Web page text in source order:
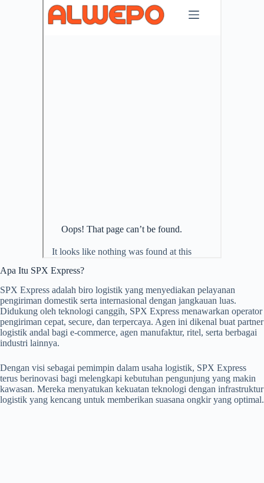
Apa Itu SPX Express?
SPX Express adalah biro logistik yang menyediakan pelayanan
pengiriman domestik serta internasional dengan jangkauan luas.
Didukung oleh teknologi canggih, SPX Express menawarkan operator
pengiriman cepat, secure, dan terpercaya. Agen ini dikenal buat partner
logistik andal bagi e-commerce, agen manufaktur, ritel, serta berbagai
industri lainnya.
Dengan visi sebagai pemimpin dalam usaha logistik, SPX Express
terus berinovasi bagi melengkapi kebutuhan pengunjung yang makin
kawasan. Mereka menyatukan kekuatan teknologi dengan infrastruktur
logistik yang kencang untuk memberikan suasana ongkir yang optimal.